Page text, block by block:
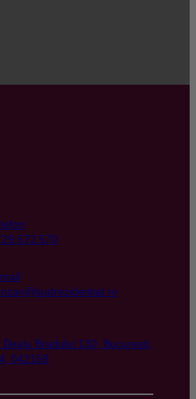
Dealu Bradului 130, Bucuresti,
042158